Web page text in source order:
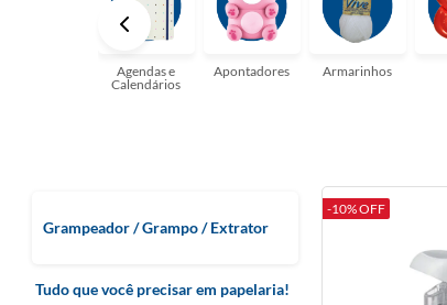
Agendas e
Calendários
Apontadores Armarinhos
Grampeador / Grampo / Extrator
Tudo que você precisar em papelaria!
-10% OFF